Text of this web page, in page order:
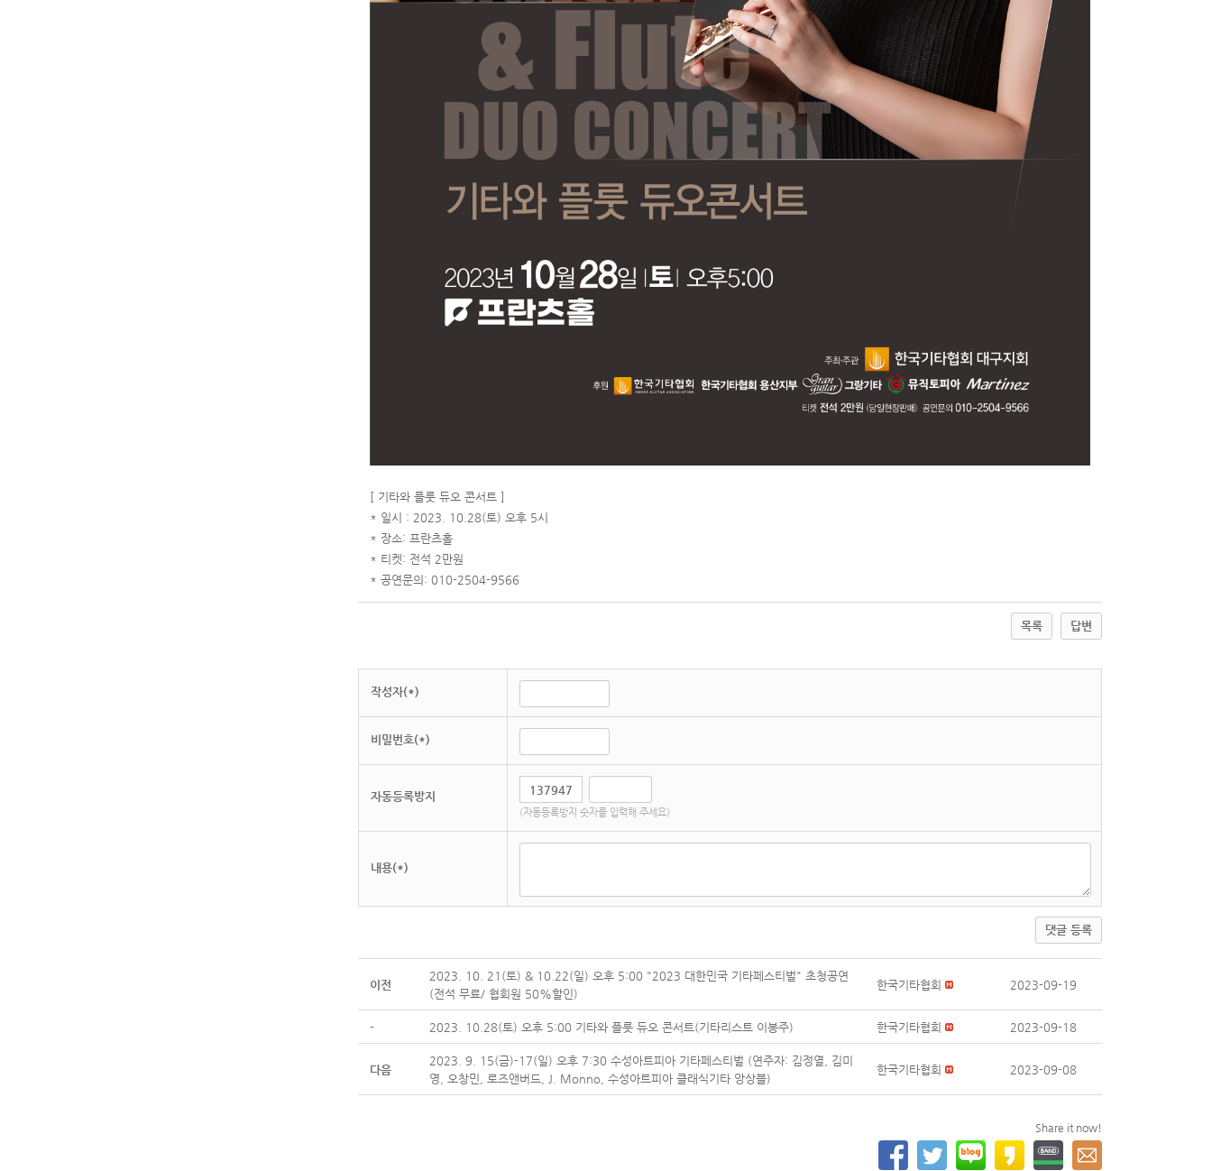
[ 기타와 플룻 듀오 콘서트 ]
* 일시 : 2023. 10.28(토) 오후 5시
* 장소: 프란츠홀
* 티켓: 전석 2만원
* 공연문의: 010-2504-9566
목록 답변
작성자(*)
비밀번호(*)
자동등록방지
(자동등록방지 숫자를 입력해 주세요)
내용(*)
댓글 등록
이전
2023. 10. 21(토) & 10.22(일) 오후 5:00 "2023 대한민국 기타페스티벌" 초청공연
(전석 무료/ 협회원 50%할인)
한국기타협회 2023-09-19
- 2023. 10.28(토) 오후 5:00 기타와 플룻 듀오 콘서트(기타리스트 이봉주) 한국기타협회 2023-09-18
다음
2023. 9. 15(금)-17(일) 오후 7:30 수성아트피아 기타페스티벌 (연주자: 김정열, 김미
영, 오창민, 로즈앤버드, J. Monno, 수성아트피아 클래식기타 앙상블)
한국기타협회 2023-09-08
Share it now!